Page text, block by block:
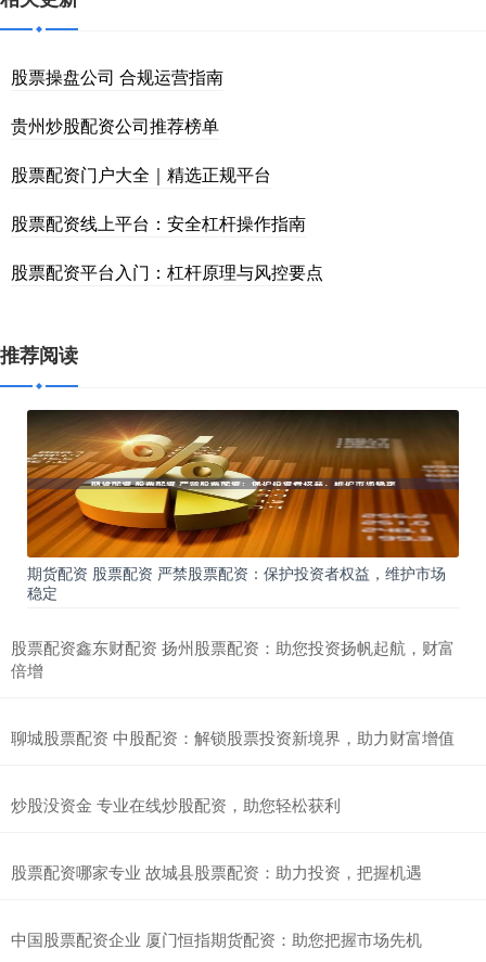
股票操盘公司 合规运营指南
贵州炒股配资公司推荐榜单
股票配资门户大全｜精选正规平台
股票配资线上平台：安全杠杆操作指南
股票配资平台入门：杠杆原理与风控要点
推荐阅读
期货配资 股票配资 严禁股票配资：保护投资者权益，维护市场
稳定
股票配资鑫东财配资 扬州股票配资：助您投资扬帆起航，财富
倍增
聊城股票配资 中股配资：解锁股票投资新境界，助力财富增值
炒股没资金 专业在线炒股配资，助您轻松获利
股票配资哪家专业 故城县股票配资：助力投资，把握机遇
中国股票配资企业 厦门恒指期货配资：助您把握市场先机